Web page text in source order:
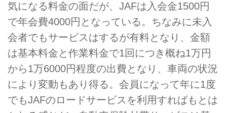
気になる料金の面だが、JAFは入会金1500円
で年会費4000円となっている。ちなみに未入
会者でもサービスはするが有料となり、金額
は基本料金と作業料金で1回につき概ね1万円
から1万6000円程度の出費となり、車両の状況
により変動もあり得る。会員になって年に1度
でもJAFのロードサービスを利用すればもとは